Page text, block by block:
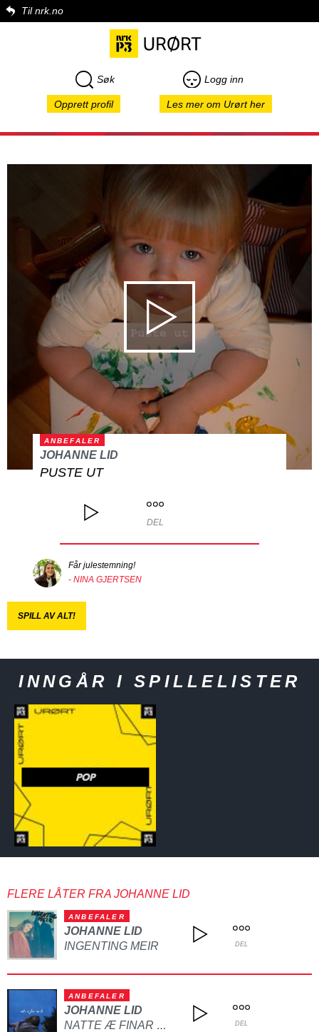
Til nrk.no
Søk Logg inn
Opprett profil Les mer om Urørt her
ANBEFALER
JOHANNE LID
PUSTE UT
DEL
Får julestemning!
- NINA GJERTSEN
SPILL AV ALT!
INNGÅR I SPILLELISTER
POP
FLERE LÅTER FRA JOHANNE LID
ANBEFALER
JOHANNE LID
INGENTING MEIR
DEL
ANBEFALER
JOHANNE LID
NATTE Æ FINAR MÆ DE DEL